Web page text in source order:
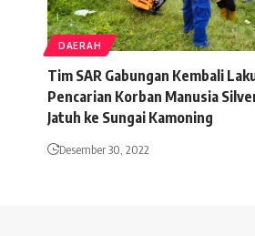
DAERAH
Tim SAR Gabungan Kembali
Pencarian Korban Manusia
Jatuh ke Sungai Kamoning
Desember 30, 2022